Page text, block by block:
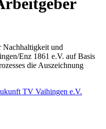
Nachhaltigkeit und
Enz 1861 e.V. auf Basis
die Auszeichnung